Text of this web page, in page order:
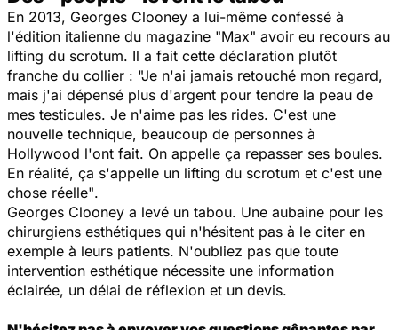
En 2013, Georges Clooney a lui-même confessé à
l'édition italienne du magazine "Max" avoir eu recours au
lifting du scrotum. Il a fait cette déclaration plutôt
franche du collier : "Je n'ai jamais retouché mon regard,
mais j'ai dépensé plus d'argent pour tendre la peau de
mes testicules. Je n'aime pas les rides. C'est une
nouvelle technique, beaucoup de personnes à
Hollywood l'ont fait. On appelle ça repasser ses boules.
En réalité, ça s'appelle un lifting du scrotum et c'est une
chose réelle".
Georges Clooney a levé un tabou. Une aubaine pour les
chirurgiens esthétiques qui n'hésitent pas à le citer en
exemple à leurs patients. N'oubliez pas que toute
intervention esthétique nécessite une information
éclairée, un délai de réflexion et un devis.